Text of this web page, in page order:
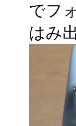
でフ
はみ